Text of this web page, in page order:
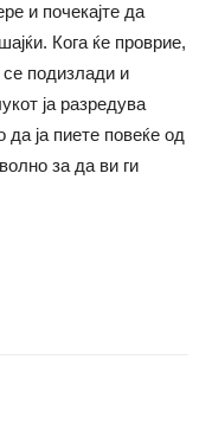
и почекајте да
Кога ќе проврие,
се подизлади и
ја разредува
ја пиете повеќе од
за да ви ги